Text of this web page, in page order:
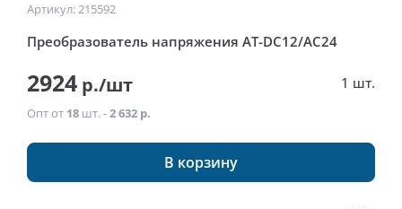
Артикул: 215592
Преобразователь напряжения AT-DC12/AC24
2924 р./шт 1 шт.
Опт от 18 шт. -2 632 р.
В корзину